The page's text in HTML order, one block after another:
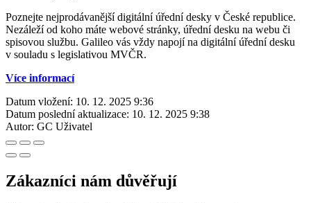
Poznejte nejprodávanější digitální úřední desky v České republice.
Nezáleží od koho máte webové stránky, úřední desku na webu či
spisovou službu. Galileo vás vždy napojí na digitální úřední desku
v souladu s legislativou MVČR.
Více informací
Datum vložení: 10. 12. 2025 9:36
Datum poslední aktualizace: 10. 12. 2025 9:38
Autor: GC Uživatel
Zákazníci nám důvěřují